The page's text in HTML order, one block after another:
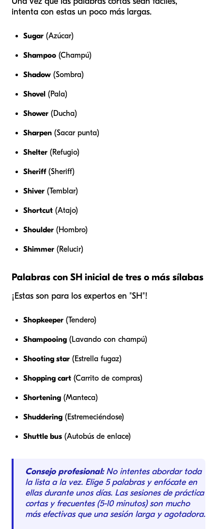
intenta con estas un poco más largas.
Sugar (Azúcar)
Shampoo (Champú)
Shadow (Sombra)
Shovel (Pala)
Shower (Ducha)
Sharpen (Sacar punta)
Shelter (Refugio)
Sheriff(Sheriff)
Shiver (Temblar)
Shortcut (Atajo)
Shoulder (Hombro)
Shimmer (Relucir)
Palabras con SH inicial de tres o más sílabas
¡Estas son para los expertos en "SH"!
Shopkeeper (Tendero)
Shampooing (Lavando con champú)
Shooting star (Estrella fugaz)
Shopping cart (Carrito de compras)
Shortening (Manteca)
Shuddering (Estremeciéndose)
Shuttle bus (Autobús de enlace)
Consejo profesional:No intentes abordar toda
la lista a la vez. Elige 5 palabras y enfócate en
ellas durante unos días. Las sesiones de práctica
cortas y frecuentes (5-10 minutos) son mucho
más efectivas que una sesión larga y agotadora.